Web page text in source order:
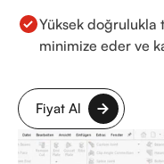
Yüksek doğrulukla
minimize eder ve
Fiyat Al